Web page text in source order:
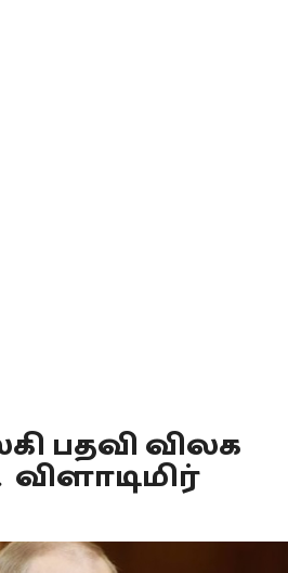
பதவி விலக